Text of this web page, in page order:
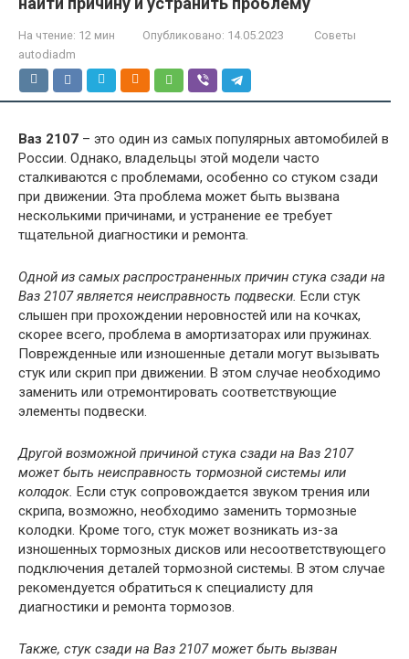
На чтение: 12 мин Опубликовано: 14.05.2023
Советы
autodiadm
Ваз 2107 – это один из самых популярных автомобилей в
России. Однако, владельцы этой модели часто
сталкиваются с проблемами, особенно со стуком сзади
при движении. Эта проблема может быть вызвана
несколькими причинами, и устранение ее требует
тщательной диагностики и ремонта.
Одной из самых распространенных причин стука сзади на
Ваз 2107 является неисправность подвески. Если стук
слышен при прохождении неровностей или на кочках,
скорее всего, проблема в амортизаторах или пружинах.
Поврежденные или изношенные детали могут вызывать
стук или скрип при движении. В этом случае необходимо
заменить или отремонтировать соответствующие
элементы подвески.
Другой возможной причиной стука сзади на Ваз 2107
может быть неисправность тормозной системы или
колодок. Если стук сопровождается звуком трения или
скрипа, возможно, необходимо заменить тормозные
колодки. Кроме того, стук может возникать из-за
изношенных тормозных дисков или несоответствующего
подключения деталей тормозной системы. В этом случае
рекомендуется обратиться к специалисту для
диагностики и ремонта тормозов.
Также, стук сзади на Ваз 2107 может быть вызван